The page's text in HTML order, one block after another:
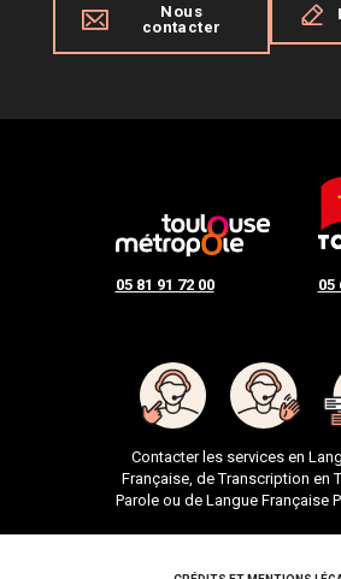
05 81 91 72 00 05
Contacter les services en
Française, de Transcription en
Parole ou de Langue Française
Nous
contacter